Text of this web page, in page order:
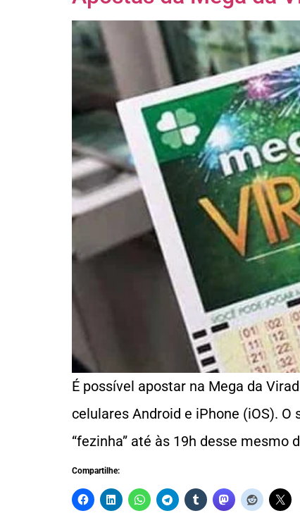
É possível apostar na Mega da
celulares Android e iPhone (iOS).
“fezinha” até às 19h desse
Compartilhe: